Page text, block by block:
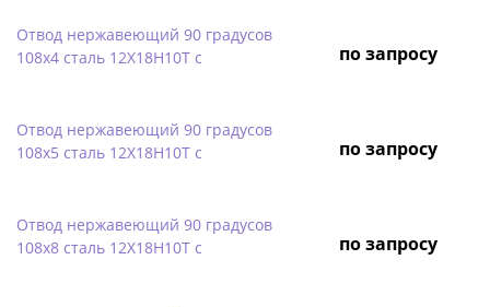
Отвод нержавеющий 90 градусов
108х4 сталь 12Х18Н10Т с
по запросу
Отвод нержавеющий 90 градусов
108х5 сталь 12Х18Н10Т с
по запросу
Отвод нержавеющий 90 градусов
108х8 сталь 12Х18Н10Т с
по запросу